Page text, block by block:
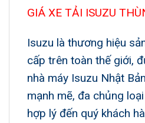
GIÁ XE TẢI ISUZU
Isuzu là thương hiệu
cấp trên toàn thế giới,
nhà máy Isuzu Nhật
mạnh mẽ, đa chủng
hợp lý đến quý khách